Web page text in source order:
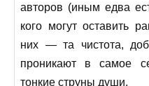
авторов (иным едва
кого могут оставить
них — та чистота,
проникают в самое
тонкие струны души.